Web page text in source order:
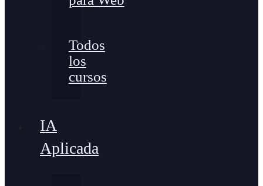
Todos
los
cursos
IA
Aplicada